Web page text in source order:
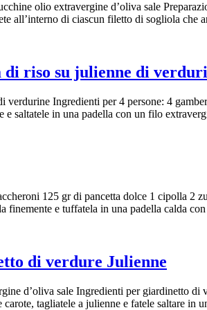
olio extravergine d’oliva sale
all’interno di ciascun filetto di sogliola
riso su julienne di
verdurine Ingredienti per 4 persone: 4
e saltatele in una padella con un filo
125 gr di pancetta dolce 1 cipolla
finemente e tuffatela in una padella calda
di verdure Julienne
d’oliva sale Ingredienti per giardinetto
carote, tagliatele a julienne e fatele saltare